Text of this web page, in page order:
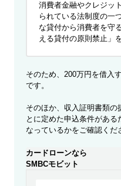
消費者金融やクレジッ
られている法制度の一
な貸付から消費者を守
える貸付の原則禁止」
そのため、200万円を借入
です。
そのほか、収入証明書類
とに定めた申込条件があ
なっているかをご確認くだ
カードローンなら
SMBCモビット